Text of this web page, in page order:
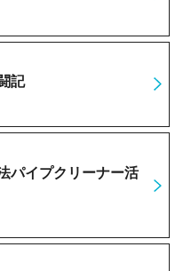
記
パイプクリーナー活